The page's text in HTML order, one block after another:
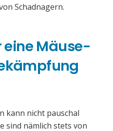
Schadnagern.
eine Mäuse-
kann nicht pauschal
sind nämlich stets von